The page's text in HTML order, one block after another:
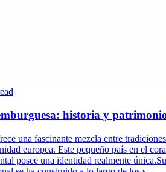
historia y
una fascinante mezcla entre tradiciones
europea. Este pequeño país en el
posee una identidad realmente única.Su